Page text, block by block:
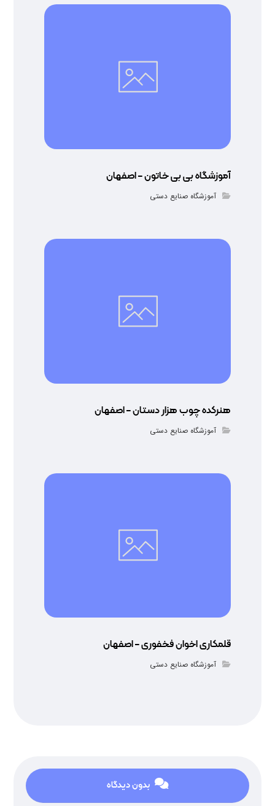
آموزشگاه بی بی خاتون – اصفهان
آموزشگاه صنایع دستی
هنرکده چوب هزار دستان – اصفهان
آموزشگاه صنایع دستی
قلمکاری اخوان فخفوری – اصفهان
آموزشگاه صنایع دستی
بدون دیدگاه